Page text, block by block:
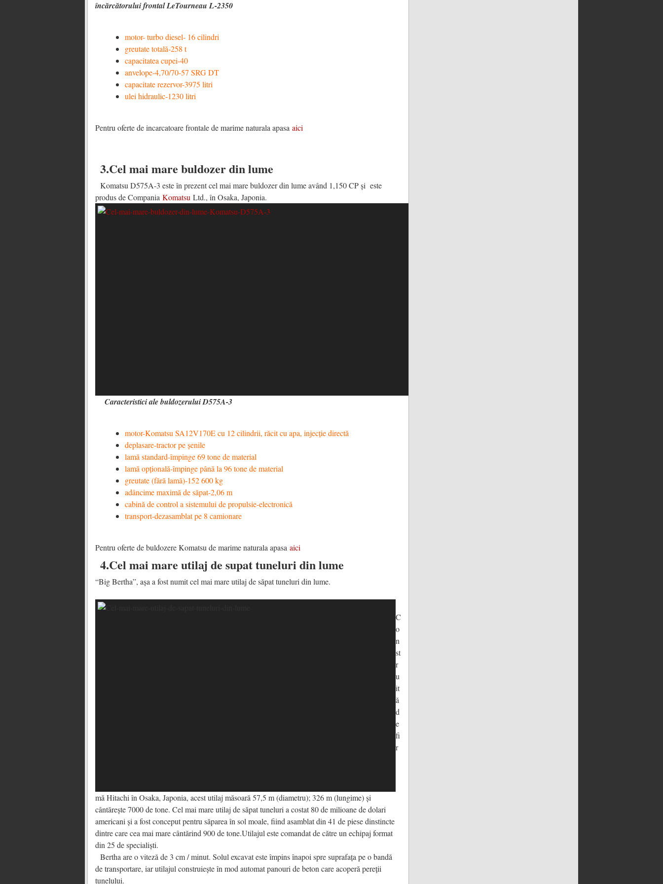
încărcătorului frontal LeTourneau L-2350
motor- turbo diesel- 16 cilindri
greutate totală-258 t
capacitatea cupei-40
anvelope-4,70/70-57 SRG DT
capacitate rezervor-3975 litri
ulei hidraulic-1230 litri
Pentru oferte de incarcatoare frontale de marime naturala apasa aici
3.Cel mai mare buldozer din lume
Komatsu D575A-3 este în prezent cel mai mare buldozer din lume având 1,150 CP și este
produs de Compania Komatsu Ltd., în Osaka, Japonia.
Caracteristici ale buldozerului D575A-3
motor-Komatsu SA12V170E cu 12 cilindrii, răcit cu apa, injecție directă
deplasare-tractor pe șenile
lamă standard-împinge 69 tone de material
lamă opțională-împinge până la 96 tone de material
greutate (fără lamă)-152 600 kg
adâncime maximă de săpat-2,06 m
cabină de control a sistemului de propulsie-electronică
transport-dezasamblat pe 8 camionare
Pentru oferte de buldozere Komatsu de marime naturala apasa aici
4.Cel mai mare utilaj de supat tuneluri din lume
“Big Bertha”, așa a fost numit cel mai mare utilaj de săpat tuneluri din lume.
C
o
n
st
r
u
it
ă
d
e
fi
r
mă Hitachi în Osaka, Japonia, acest utilaj măsoară 57,5 m (diametru); 326 m (lungime) și
cântărește 7000 de tone. Cel mai mare utilaj de săpat tuneluri a costat 80 de milioane de dolari
americani și a fost conceput pentru săparea în sol moale, fiind asamblat din 41 de piese dinstincte
dintre care cea mai mare cântărind 900 de tone.Utilajul este comandat de către un echipaj format
din 25 de specialiști.
Bertha are o viteză de 3 cm / minut. Solul excavat este împins înapoi spre suprafața pe o bandă
de transportare, iar utilajul construiește în mod automat panouri de beton care acoperă pereții
tunelului.